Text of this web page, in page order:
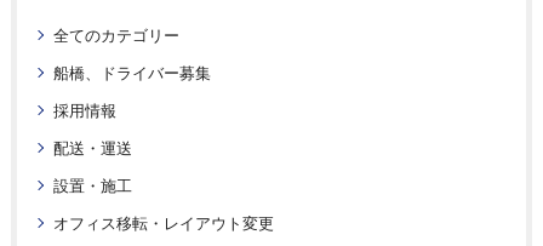
全てのカテゴリー
船橋、ドライバー募集
採用情報
配送・運送
設置・施工
オフィス移転・レイアウト変更